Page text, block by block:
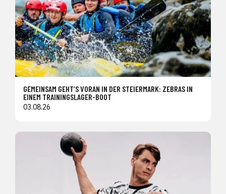
GEMEINSAM GEHT’S VORAN IN DER STEIERMARK: ZEBRAS IN
EINEM TRAININGSLAGER-BOOT
03.08.26